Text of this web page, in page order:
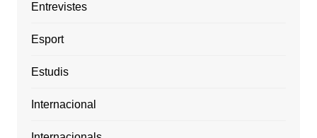
Entrevistes
Esport
Estudis
Internacional